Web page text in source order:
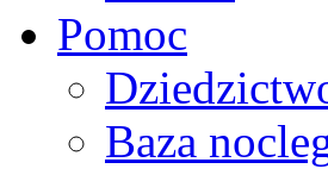
Pomoc
Baza